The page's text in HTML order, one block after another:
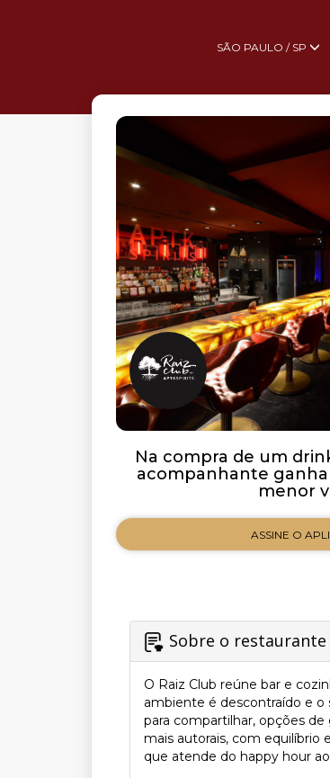
SÃO PAULO / SP
Na compra de um
acompanhante
menor
ASSINE O
Sobre o restaurante
O Raiz Club reúne bar e
ambiente é descontraído e
para compartilhar, opções
mais autorais, com equilíbrio
que atende do happy hour